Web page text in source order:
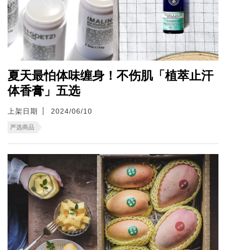
夏天最怕体味缠身！不伤肌「植萃止汗
体香膏」五选
上架日期 2024/06/10
严选商品